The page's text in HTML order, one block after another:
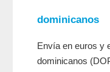
dominicanos
Envía en euros y
dominicanos